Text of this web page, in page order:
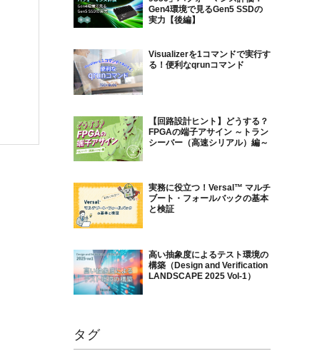
Gen4環境で見るGen5 SSDの
実力【後編】
Visualizerを1コマンドで実行す
る！便利なqrunコマンド
【回路設計ヒント】どうする？
FPGAの端子アサイン ～トラン
シーバー（高速シリアル）編～
実務に役立つ！Versal™ マルチ
ブート・フォールバックの基本
と検証
高い抽象度によるテスト環境の
構築（Design and Verification
LANDSCAPE 2025 Vol-1）
タグ